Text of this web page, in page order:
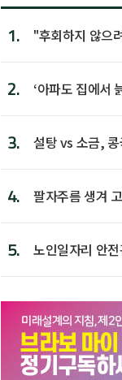
1.
"후회하지 않으
2.
‘아파도 집에서
3. 설탕 vs 소금,
4. 팔자주름 생겨
5.
노인일자리 안